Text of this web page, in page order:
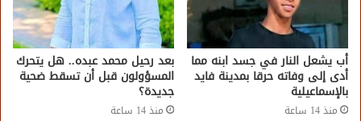
أب يشعل النار في جسد ابنه مما
أدى إلى وفاته حرقا بمدينة فايد
بالإسماعيلية
منذ 14 ساعة
بعد رحيل محمد عبده.. هل يتحرك
المسؤولون قبل أن تسقط ضحية
جديدة؟
منذ 14 ساعة